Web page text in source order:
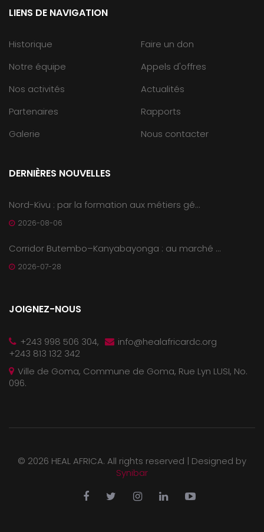
LIENS DE NAVIGATION
Historique
Notre équipe
Nos activités
Partenaires
Galerie
Faire un don
Appels d'offres
Actualités
Rapports
Nous contacter
DERNIÈRES NOUVELLES
Nord-Kivu : par la formation aux métiers gé...
2026-08-06
Corridor Butembo–Kanyabayonga : au marché ...
2026-07-28
JOIGNEZ-NOUS
+243 998 506 304,
+243 813 132 342
info@healafricardc.org
Ville de Goma, Commune de Goma, Rue Lyn LUSI, No.
096.
© 2026 HEAL AFRICA. All rights reserved | Designed by
Synibar